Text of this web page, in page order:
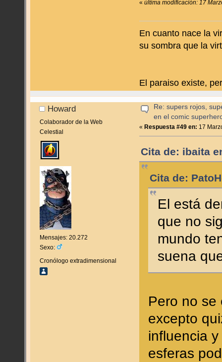
«última modificación: 17
En cuanto nace la
su sombra que la
El paraiso existe,
Howard
Colaborador de la Web
Celestial
Mensajes: 20.272
Sexo:
Cronólogo extradimensional
Re: supers rojos,
en el comic
« Respuesta #49 en: 17
Cita de: ibaita
Cita de:
El está
que no
mundo
suena
Pero no se
excepto
influencia
esferas